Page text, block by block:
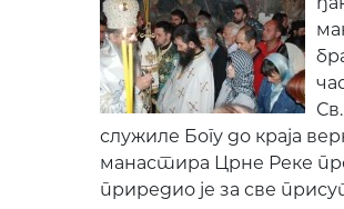
служиле Богу до краја
манастира Црне Реке
приредио је за све